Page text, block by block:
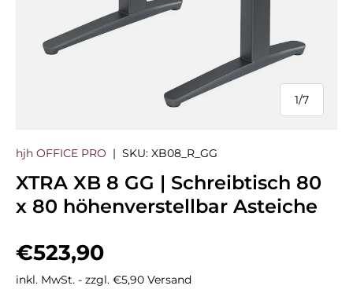
1/
von
7
hjh OFFICE PRO | SKU: XB08_R_GG
XTRA XB 8 GG | Schreibtisch 80
x 80 höhenverstellbar Asteiche
Normaler Preis
€523,90
inkl. MwSt. - zzgl. €5,90 Versand